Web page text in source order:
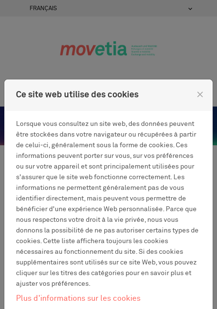
Passer au contenu
FRANÇAIS
Menu
Identification
Se connecter
Si vous avez déjà un compte utilisateur
Movetia, entrez votre adresse email et votre
mot de passe ci-dessous.
Email:
Mot de passe :
Ce site web utilise des cookies close
Lorsque vous consultez un site web, des données peuvent
être stockées dans votre navigateur ou récupérées à partir
de celui-ci, généralement sous la forme de cookies. Ces
informations peuvent porter sur vous, sur vos préférences
ou sur votre appareil et sont principalement utilisées pour
s'assurer que le site web fonctionne correctement. Les
informations ne permettent généralement pas de vous
identifier directement, mais peuvent vous permettre de
bénéficier d'une expérience Web personnalisée. Parce que
nous respectons votre droit à la vie privée, nous vous
donnons la possibilité de ne pas autoriser certains types de
cookies. Cette liste affichera toujours les cookies
nécessaires au fonctionnement du site. Si des cookies
supplémentaires sont utilisés sur ce site Web, vous pouvez
cliquer sur les titres des catégories pour en savoir plus et
ajuster vos préférences.
Plus d'informations sur les cookies